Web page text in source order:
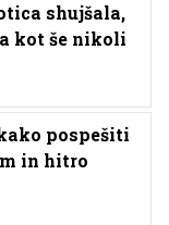
shujšala,
kot še nikoli
pospešiti
in hitro